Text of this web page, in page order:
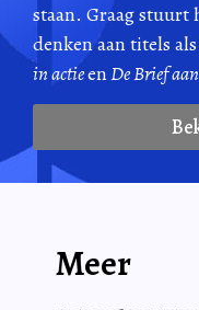
staan. Graag stuurt
denken aan titels als
in actieenDe Brief
Meer